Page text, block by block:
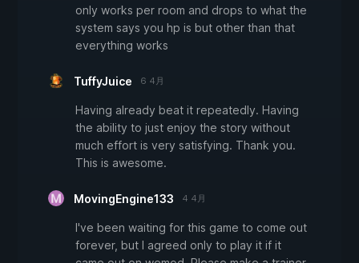
only works per room and drops to what the
system says you hp is but other than that
everything works
TuffyJuice 6 4月
Having already beat it repeatedly. Having
the ability to just enjoy the story without
much effort is very satisfying. Thank you.
This is awesome.
MovingEngine133 4 4月
I've been waiting for this game to come out
forever, but I agreed only to play it if it